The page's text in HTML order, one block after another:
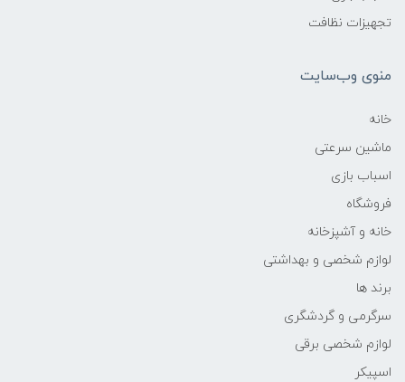
تجهیزات نظافت
منوی وب‌سایت
خانه
ماشین سرعتی
اسباب بازی
فروشگاه
خانه و آشپزخانه
لوازم شخصی و بهداشتی
برند ها
سرگرمی و گردشگری
لوازم شخصی برقی
اسپیکر